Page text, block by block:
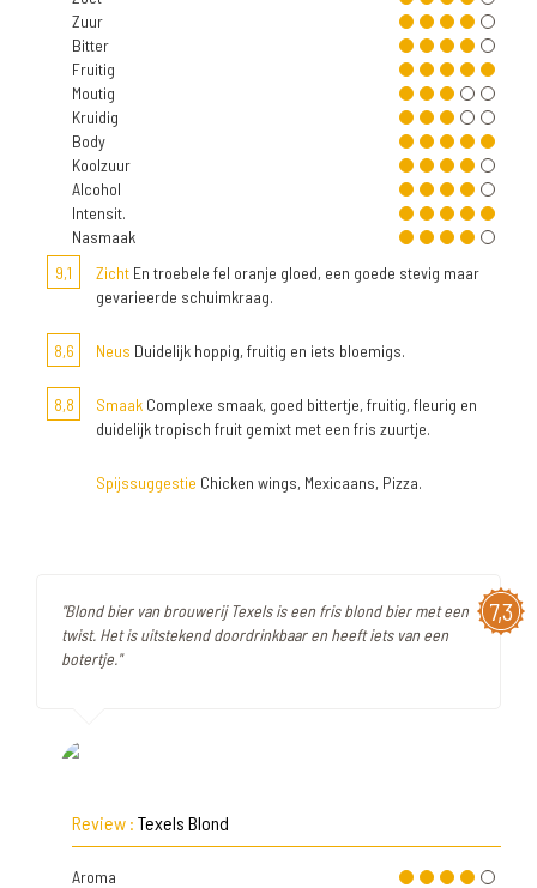
Zuur
Bitter
Fruitig
Moutig
Kruidig
Body
Koolzuur
Alcohol
Intensit.
Nasmaak
9,1
Zicht En troebele fel oranje gloed, een goede stevig maar
gevarieerde schuimkraag.
8,6 Neus Duidelijk hoppig, fruitig en iets bloemigs.
8,8 Smaak Complexe smaak, goed bittertje, fruitig, fleurig en
duidelijk tropisch fruit gemixt met een fris zuurtje.
Spijssuggestie Chicken wings, Mexicaans, Pizza.
7,3
"Blond bier van brouwerij Texels is een fris blond bier met een
twist. Het is uitstekend doordrinkbaar en heeft iets van een
botertje."
Review : Texels Blond
Aroma